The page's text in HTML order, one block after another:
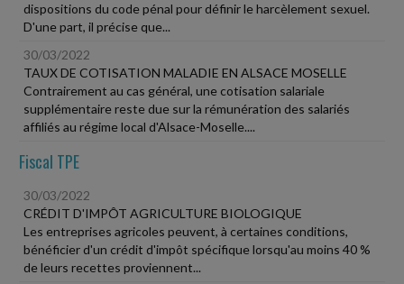
dispositions du code pénal pour définir le harcèlement sexuel.
D'une part, il précise que...
30/03/2022
TAUX DE COTISATION MALADIE EN ALSACE MOSELLE
Contrairement au cas général, une cotisation salariale
supplémentaire reste due sur la rémunération des salariés
affiliés au régime local d'Alsace-Moselle....
Fiscal TPE
30/03/2022
CRÉDIT D'IMPÔT AGRICULTURE BIOLOGIQUE
Les entreprises agricoles peuvent, à certaines conditions,
bénéficier d'un crédit d'impôt spécifique lorsqu'au moins 40 %
de leurs recettes proviennent...